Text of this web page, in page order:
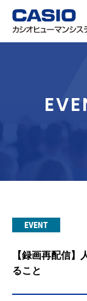
EVENT
【録画再配信】
ること